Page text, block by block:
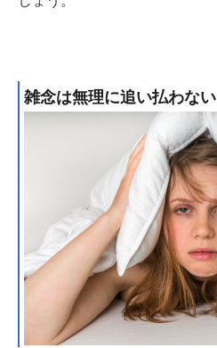
雑念は無理に追い払わない